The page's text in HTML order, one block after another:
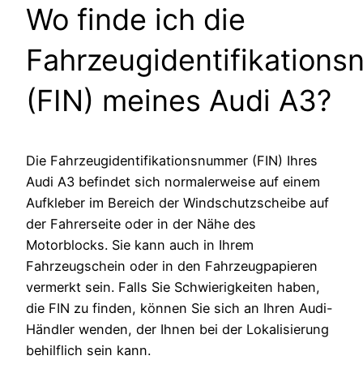
Wo finde ich die
(FIN) meines Audi A3?
Die Fahrzeugidentifikationsnummer (FIN) Ihres
Audi A3 befindet sich normalerweise auf einem
Aufkleber im Bereich der Windschutzscheibe auf
der Fahrerseite oder in der Nähe des
Motorblocks. Sie kann auch in Ihrem
Fahrzeugschein oder in den Fahrzeugpapieren
vermerkt sein. Falls Sie Schwierigkeiten haben,
die FIN zu finden, können Sie sich an Ihren Audi-
Händler wenden, der Ihnen bei der Lokalisierung
behilflich sein kann.